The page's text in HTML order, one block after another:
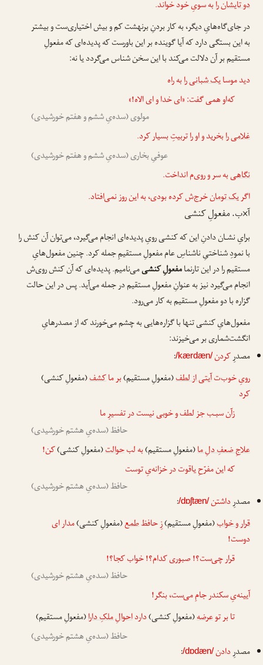
دو تایشان رابه سویِ خود خواند.
در جای‌گاه‌هایِ دیگر، به کار بردنِ برنهشت کم و بیش اختیاری‌ست و بیشتر
به این بستگی دارد که آیا گوینده بر این باورست که پدیده‌ای که مفعولِ
مستقیم بر آن دلالت می‌کند با این سخن شناس می‌گردد یا نه:
دید موسایک شبانی رابه راه
که‌او همی گفت: «ای خدا و ای الاه!»
مولوی (سده‌یِ ششم و هفتم خورشیدی)
غلامی رابخرید و او را تربیتِ بسیار کرد.
عوفیِ بخاری (سده‌یِ ششم و هفتم خورشیدی)
نگاهیبه سر و روی‌م انداخت.
اگریک تومانخرج‌ش کرده بودی، به این روز نمی‌افتاد.
آ×ب. مفعولِ کنشی
برایِ نشـان دادنِ این که کنشی رویِ پدیده‌ای انجام می‌گیرد، می‌توان آن کنش را
با نمودِ شناختیِ ناشناسِ عام مفعولِ مستقیمِ جمله کرد. چنین مفعول‌هایِ
مستقیم را در این تارنمامفعولِ کنشیمی‌نامیم. پدیده‌ای که آن کنش روی‌ش
انجام می‌گیرد نیز به عنوانِ مفعولِ مستقیم در جمله می‌آید. پس در این حالت
گزاره با دو مفعولِ مستقیم به کار می‌رود.
مفعول‌هایِ کنشی تنها با گزاره‌هایی به چشم می‌خورند که از مصدرهایِ
انگشت‌شماری بر می‌خیزند:
مصدرِکردن/kærdæn/
:
رویِ خوب‌تآیتی از لطف(مفعولِ مستقیم)بر ماکشف(مفعولِ کنشی)
کرد
زآن سبـب جز لطف و خوبی نیست در تفسیرِ ما
حافظ (سده‌یِ هشتم خورشیدی)
علاجِ ضعفِ دلِ ما(مفعولِ مستقیم)به لبحوالت(مفعولِ کنشی)کن!
که این مفرّحِ یاقوت در خزانه‌یِ توست
حافظ (سده‌یِ هشتم خورشیدی)
مصدرِداشتن/dɒʃtæn/
:
قرار و خواب(مفعولِ مستقیم)زِ حافظطمع(مفعولِ کنشی)مدارای
دوست!
قرار چی‌ست؟! صبوری کدام؟! خواب کجا؟!
حافظ (سده‌یِ هشتم خورشیدی)
آیینه‌یِ سکندر جامِ می‌ست، بنگر!
تا بر توعرضه(مفعولِ کنشی)دارداحوالِ ملکِ دارا(مفعولِ مستقیم)
حافظ (سده‌یِ هشتم خورشیدی)
مصدرِدادن/dɒdæn/
: